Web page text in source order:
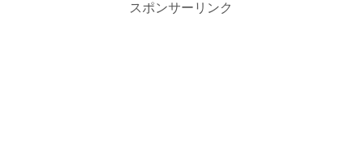
スポンサーリンク